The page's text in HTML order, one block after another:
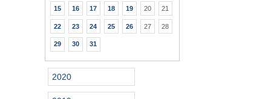
15 16 17 18 19 20 21
22 23 24 25 26 27 28
29 30 31
2020